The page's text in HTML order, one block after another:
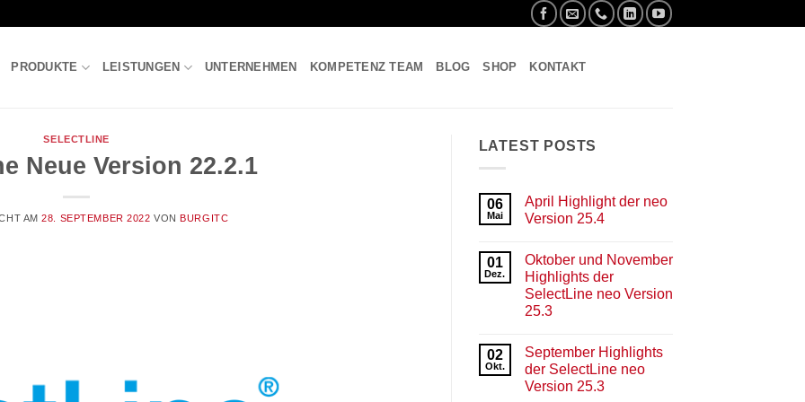
PRODUKTE LEISTUNGEN UNTERNEHMEN KOMPETENZ TEAM BLOG SHOP KONTAKT
SELECTLINE
Neue Version 22.2.1
AM28. SEPTEMBER 2022 VONBURGITC
LATEST POSTS
06
Mai
April Highlight der neo
Version 25.4
zu
April
Highlight
der
neo
Version
01
Dez.
Oktober und November
Highlights der
SelectLine neo Version
25.3
zu
Oktober
und
November
02
Okt.
September Highlights
der SelectLine neo
Version 25.3